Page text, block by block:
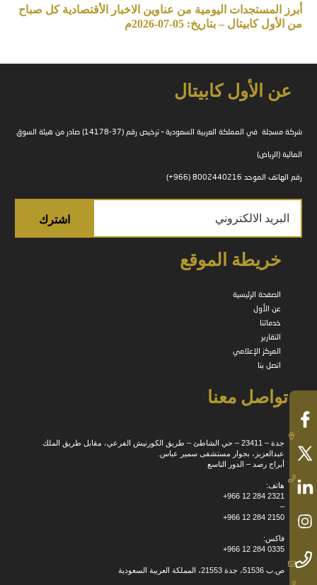
أبرز المستجدات اليومية من عناوين الاخبار الأقتصادية كل صباح
من الأول كابيتال – بتاريخ: 05-07-2026م
عن الأول كابيتال
شركة مسجلة في المملكة العربية السعودية – ترخيص رقم (37-14178) صادر من هيئة السوق
المالية (الرياض)
رقم الهاتف الموحد 8002440216 (966+)
خريطة الموقع
الصفحة الرئيسية
عن الأول
خدماتنا
التقارير
المركز الإعلامي
اتصل بنا
تواصل معنا
جدة – 23411 – حي الشاطئ – طريق الكورنيش الفرعي، مقابل طريق الملك
عبدالعزيز، بجوار مستشفى سمير عباس.
أبراج رصد – الدور التاسع
هاتف:
+966 12 284 2321
–
+966 12 284 2150
فاكس:
+966 12 284 0335
ص.ب 51536، جدة 21553، المملكة العربية السعودية